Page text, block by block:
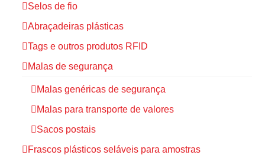
Selos de fio
Abraçadeiras plásticas
Tags e outros produtos RFID
Malas de segurança
Malas genéricas de segurança
Malas para transporte de valores
Sacos postais
Frascos plásticos seláveis para amostras